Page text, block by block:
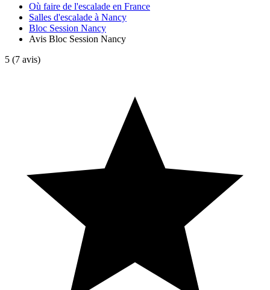
Où faire de l'escalade en France
Salles d'escalade à Nancy
Bloc Session Nancy
Avis Bloc Session Nancy
5 (7 avis)